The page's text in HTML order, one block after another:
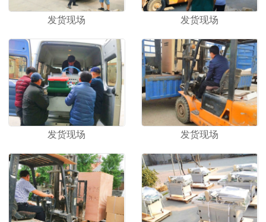
发货现场 发货现场
发货现场 发货现场